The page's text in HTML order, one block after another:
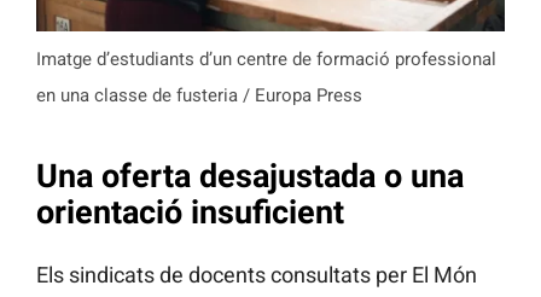
Imatge d’estudiants d’un centre de formació professional
en una classe de fusteria / Europa Press
Una oferta desajustada o una
orientació insuficient
Els sindicats de docents consultats per El Món